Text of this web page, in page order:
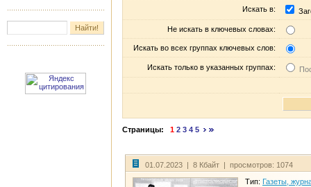
Искать в:
Не искать в ключевых словах:
Искать во всех группах ключевых слов:
Искать только в указанных группах:
Страницы: 1 2 3 4 5
01.07.2023 | 8 Кбайт | просмотров: 1074
Тип: Газеты,